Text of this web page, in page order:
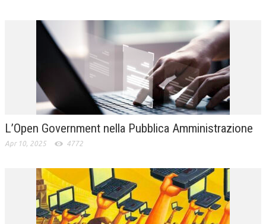
L’Open Government nella Pubblica Amministrazione
Apr 10, 2025 4772